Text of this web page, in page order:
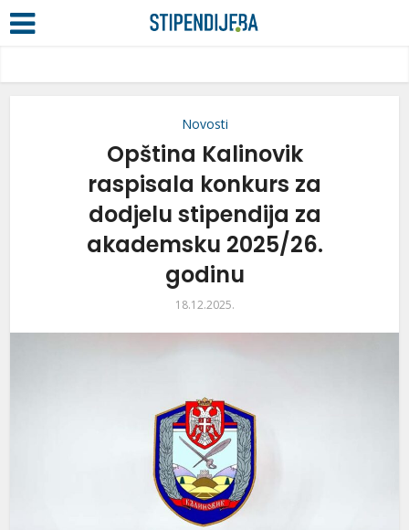
Novosti
Opština Kalinovik
raspisala konkurs za
dodjelu stipendija za
akademsku 2025/26.
godinu
18.12.2025.